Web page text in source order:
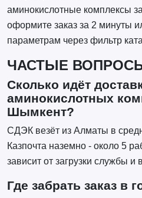
аминокислотные комплексы
оформите заказ за 2 минуты
параметрам через фильтр
ЧАСТЫЕ
Сколько идёт
аминокислотных
Шымкент?
СДЭК везёт из Алматы в
Казпочта наземно - около 5
зависит от загрузки службы
Где забрать заказ в